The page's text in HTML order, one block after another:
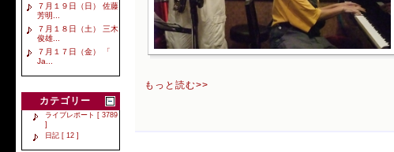
７月１９日（日） 佐藤
芳明...
７月１８日（土） 三木
俊雄...
７月１７日（金） 「
Ja...
カテゴリー
ライブレポート [ 3789
]
日記 [ 12 ]
もっと読む>>